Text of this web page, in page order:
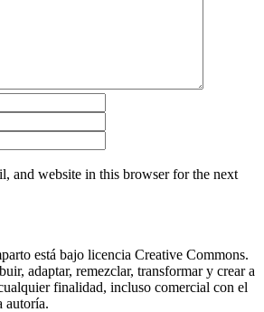
and website in this browser for the next
está bajo licencia Creative Commons.
adaptar, remezclar, transformar y crear a
finalidad, incluso comercial con el
autoría.